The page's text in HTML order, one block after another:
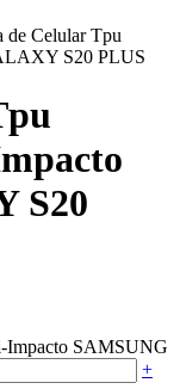
de Celular Tpu
S20 PLUS
S20
Impacto SAMSUNG
+